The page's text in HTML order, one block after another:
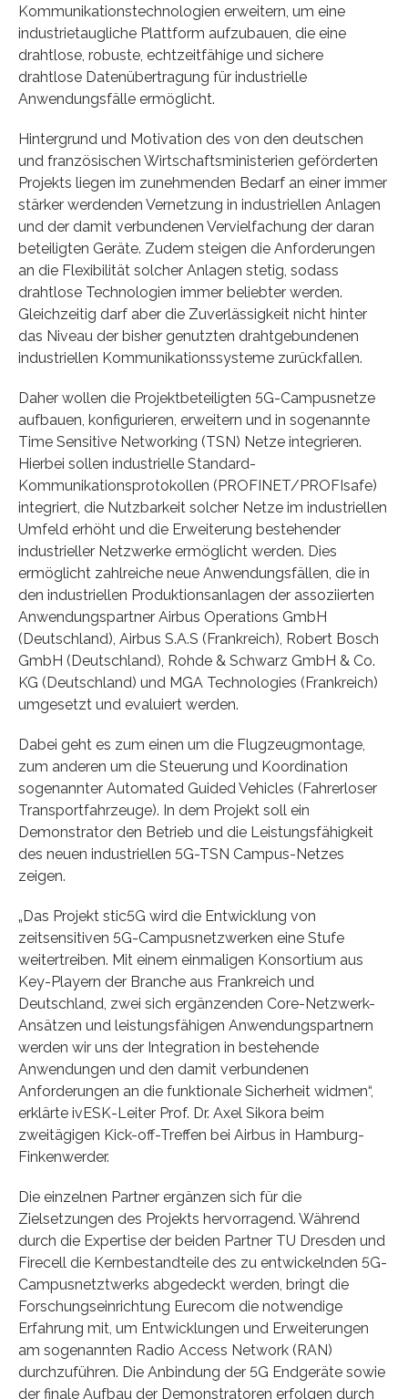
Kommunikationstechnologien erweitern, um eine
industrietaugliche Plattform aufzubauen, die eine
drahtlose, robuste, echtzeitfähige und sichere
drahtlose Datenübertragung für industrielle
Anwendungsfälle ermöglicht.
Hintergrund und Motivation des von den deutschen
und französischen Wirtschaftsministerien geförderten
Projekts liegen im zunehmenden Bedarf an einer immer
stärker werdenden Vernetzung in industriellen Anlagen
und der damit verbundenen Vervielfachung der daran
beteiligten Geräte. Zudem steigen die Anforderungen
an die Flexibilität solcher Anlagen stetig, sodass
drahtlose Technologien immer beliebter werden.
Gleichzeitig darf aber die Zuverlässigkeit nicht hinter
das Niveau der bisher genutzten drahtgebundenen
industriellen Kommunikationssysteme zurückfallen.
Daher wollen die Projektbeteiligten 5G-Campusnetze
aufbauen, konfigurieren, erweitern und in sogenannte
Time Sensitive Networking (TSN) Netze integrieren.
Hierbei sollen industrielle Standard-
Kommunikationsprotokollen (PROFINET/PROFIsafe)
integriert, die Nutzbarkeit solcher Netze im industriellen
Umfeld erhöht und die Erweiterung bestehender
industrieller Netzwerke ermöglicht werden. Dies
ermöglicht zahlreiche neue Anwendungsfällen, die in
den industriellen Produktionsanlagen der assoziierten
Anwendungspartner Airbus Operations GmbH
(Deutschland), Airbus S.A.S (Frankreich), Robert Bosch
GmbH (Deutschland), Rohde & Schwarz GmbH & Co.
KG (Deutschland) und MGA Technologies (Frankreich)
umgesetzt und evaluiert werden.
Dabei geht es zum einen um die Flugzeugmontage,
zum anderen um die Steuerung und Koordination
sogenannter Automated Guided Vehicles (Fahrerloser
Transportfahrzeuge). In dem Projekt soll ein
Demonstrator den Betrieb und die Leistungsfähigkeit
des neuen industriellen 5G-TSN Campus-Netzes
zeigen.
„Das Projekt stic5G wird die Entwicklung von
zeitsensitiven 5G-Campusnetzwerken eine Stufe
weitertreiben. Mit einem einmaligen Konsortium aus
Key-Playern der Branche aus Frankreich und
Deutschland, zwei sich ergänzenden Core-Netzwerk-
Ansätzen und leistungsfähigen Anwendungspartnern
werden wir uns der Integration in bestehende
Anwendungen und den damit verbundenen
Anforderungen an die funktionale Sicherheit widmen“,
erklärte ivESK-Leiter Prof. Dr. Axel Sikora beim
zweitägigen Kick-off-Treffen bei Airbus in Hamburg-
Finkenwerder.
Die einzelnen Partner ergänzen sich für die
Zielsetzungen des Projekts hervorragend. Während
durch die Expertise der beiden Partner TU Dresden und
Firecell die Kernbestandteile des zu entwickelnden 5G-
Campusnetztwerks abgedeckt werden, bringt die
Forschungseinrichtung Eurecom die notwendige
Erfahrung mit, um Entwicklungen und Erweiterungen
am sogenannten Radio Access Network (RAN)
durchzuführen. Die Anbindung der 5G Endgeräte sowie
der finale Aufbau der Demonstratoren erfolgen durch